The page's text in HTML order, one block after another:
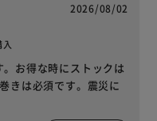
2026/08/02
お得な時にストックは
きは必須です。震災に